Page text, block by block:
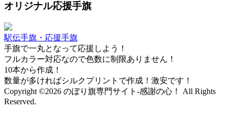
オリジナル応援手旗
駅伝手旗・応援手旗
手旗で一丸となって応援しよう！
フルカラー対応なので色数に制限ありません！
10本から作成！
数量が多ければシルクプリントで作成！激安です！
Copyright ©2026 のぼり旗専門サイト-感謝の心！ All Rights
Reserved.